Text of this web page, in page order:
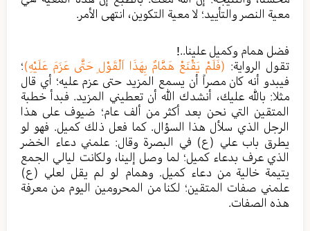
معية النصر والتأييد؛ لا معية التكوين، انتهى الأمر.
فضل همام وكميل علينا..!
تقول الرواية: (فَلَمْ يَقْنَعْ هَمَّامٌ بِهَذَا اَلْقَوْلِ حَتَّى عَزَمَ عَلَيْهِ)؛
فيبدو أنه كان مصراً أن يسمع المزيد حتى عزم عليه؛ أي قال
مثلا: بالله عليك، أنشدك الله أن تعطيني المزيد. فبدأ خطبة
المتقين التي نحن بعد أكثر من ألف عام؛ ضيوف على هذا
الرجل الذي سلأل هذا السؤال. كما فعل ذلك كميل. فهو لو
يطرق باب علي (ع) في البصرة وقال: علمني دعاء الخضر
الذي عرف بدعاء كميل؛ لما وصل إلينا، ولكانت ليالي الجمع
يتيمة خالية من دعاء كميل. وهمام لو لم يقل لعلي (ع)
علمني صفات المتقين؛ لكنا من المحرومين اليوم من معرفة
هذه الصفات.